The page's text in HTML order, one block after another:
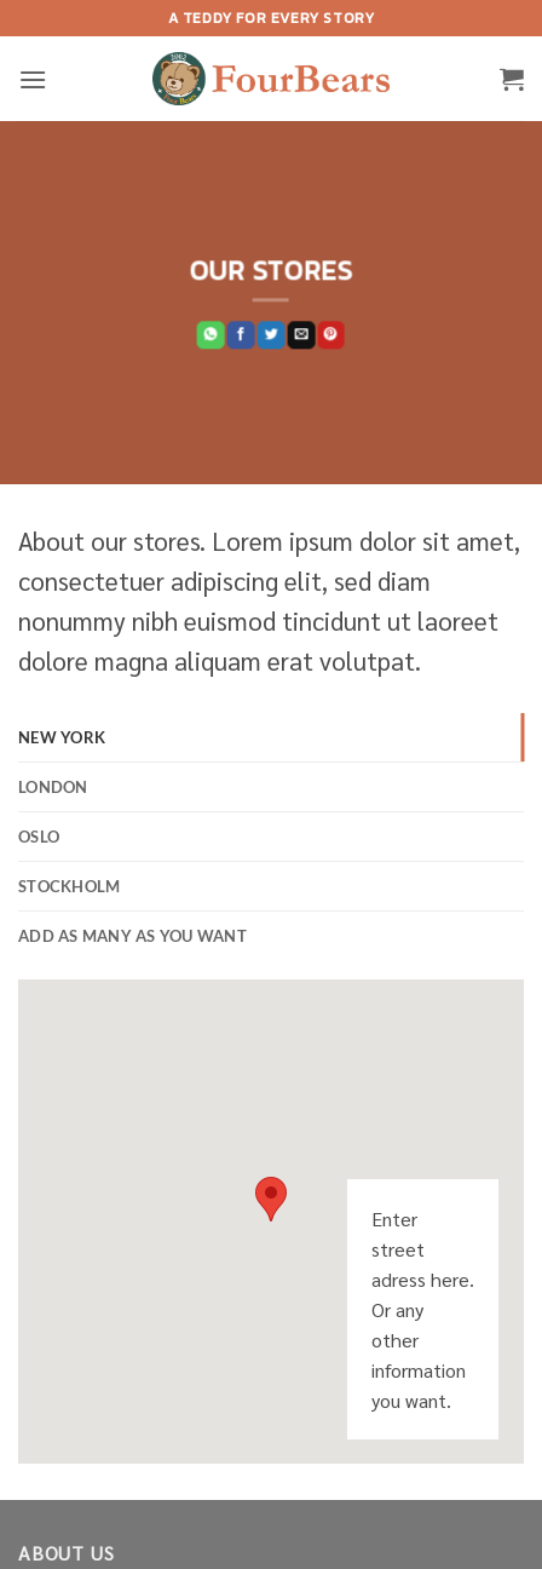
to
content
A TEDDY FOR EVERY STORY
OUR STORES
About our stores. Lorem ipsum dolor sit amet,
consectetuer adipiscing elit, sed diam
nonummy nibh euismod tincidunt ut laoreet
dolore magna aliquam erat volutpat.
NEW YORK
LONDON
OSLO
STOCKHOLM
ADD AS MANY AS YOU WANT
Enter
street
adress here.
Or any
other
information
you want.
ABOUT US